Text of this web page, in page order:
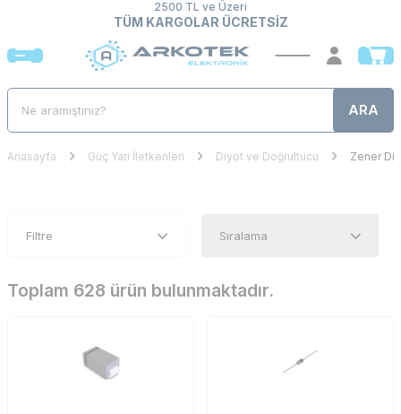
2500 TL ve Üzeri
TÜM KARGOLAR ÜCRETSİZ
ARA
Anasayfa Güç Yarı İletkenleri Diyot ve Doğrultucu Zener
Filtre
Toplam 628 ürün bulunmaktadır.